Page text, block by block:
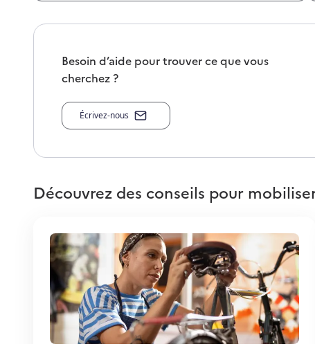
Besoin d’aide pour trouver ce que vous
cherchez ?
Écrivez-nous
Découvrez des conseils pour